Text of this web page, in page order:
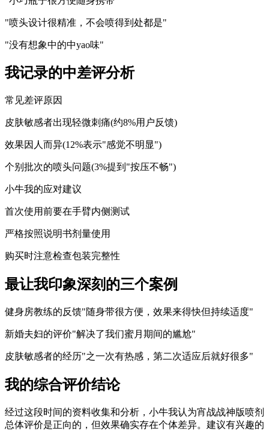
"喷头设计很精准，不会喷得到处都是"
"没有想象中的中yao味"
我记录的中差评分析
常见差评原因
皮肤敏感者出现轻微刺痛(约8%用户反馈)
效果因人而异(12%表示"感觉不明显")
个别批次的喷头问题(3%提到"按压不畅")
小牛我的应对建议
首次使用前要在手臂内侧测试
严格按照说明书剂量使用
购买时注意检查包装完整性
最让我印象深刻的三个案例
健身房教练的反馈"随身带很方便，效果来得快但持续适度"
新婚夫妇的评价"解决了我们蜜月期间的尴尬"
皮肤敏感者的经历"之一次有热感，第二次适应后就好很多"
我的综合评价结论
经过这段时间的资料收集和分析，小牛我认为宵战战神版喷剂
总体评价是正向的，但效果确实存在个体差异。建议有兴趣的